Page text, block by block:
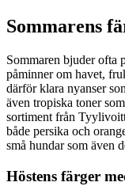
Sommarens
Sommaren bjuder ofta
påminner om havet,
därför klara nyanser
även tropiska toner
sortiment från
både persika och
små hundar som även
Höstens färger